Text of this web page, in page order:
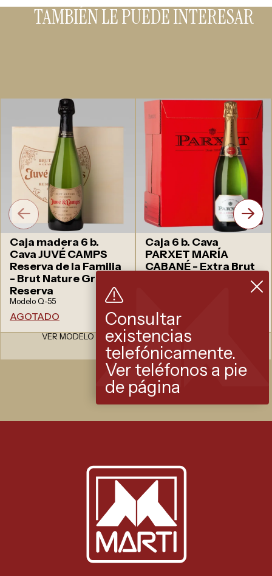
TAMBIÉN LE PUEDE INTERESAR
Caja madera 6 b.
Cava JUVÉ CAMPS
Reserva de la Familia
- Brut Nature Gran
Reserva
Modelo Q-55
AGOTADO
VER MODELO
Caja 6 b. Cava
PARXET MARÍA
CABANÉ - Extra Brut
DISPONIBILIDAD
VER MODELO
Consultar
existencias
telefónicamente.
Ver teléfonos a pie
de página